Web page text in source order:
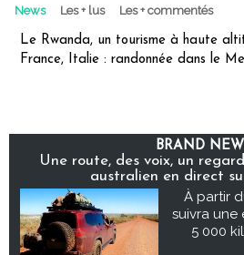
News Les + lus Les + commentés
Le Rwanda, un tourisme à haute
France, Italie : randonnée dans le
BRAND
Une route, des voix, un
australien en direct
À partir
suivra
5 000